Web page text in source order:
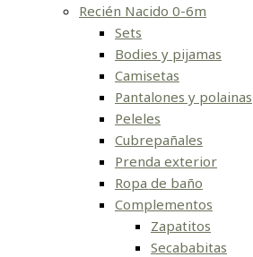
Recién Nacido 0-6m
Sets
Bodies y pijamas
Camisetas
Pantalones y polainas
Peleles
Cubrepañales
Prenda exterior
Ropa de baño
Complementos
Zapatitos
Secababitas